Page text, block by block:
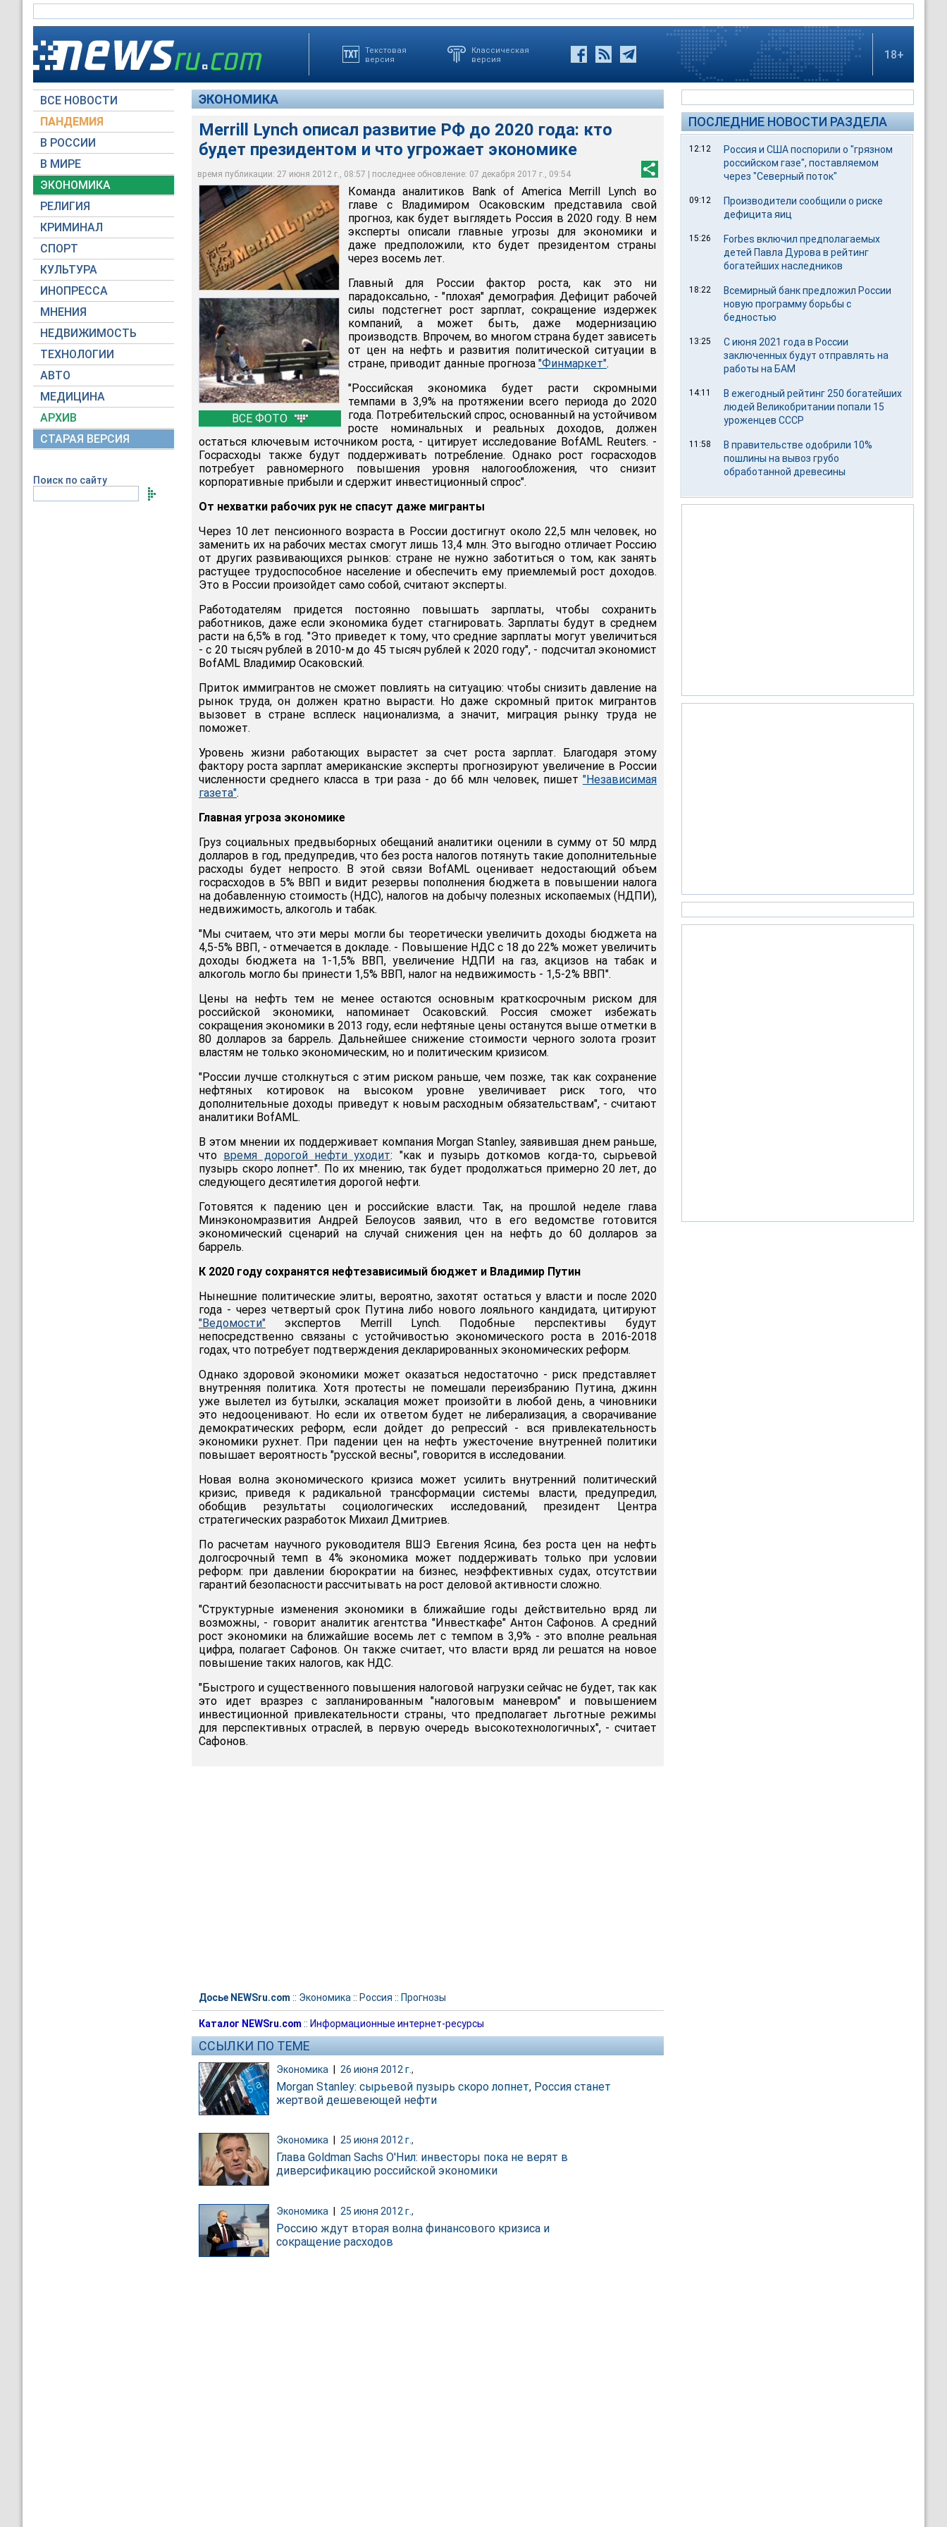
Текстовая
версия
Классическая
версия
18+
ВСЕ НОВОСТИ
ПАНДЕМИЯ
В РОССИИ
В МИРЕ
ЭКОНОМИКА
РЕЛИГИЯ
КРИМИНАЛ
СПОРТ
КУЛЬТУРА
ИНОПРЕССА
МНЕНИЯ
НЕДВИЖИМОСТЬ
ТЕХНОЛОГИИ
АВТО
МЕДИЦИНА
АРХИВ
СТАРАЯ ВЕРСИЯ
Поиск по сайту
ЭКОНОМИКА
Merrill Lynch описал развитие РФ до 2020 года: кто
будет президентом и что угрожает экономике
время публикации: 27 июня 2012 г., 08:57 | последнее обновление: 07 декабря 2017 г., 09:54
ВСЕ ФОТО
Команда аналитиков Bank of America Merrill Lynch представила свой прогноз, как
будет выглядеть Россия в 2020 году. В нем эксперты описали главные угрозы для
экономики и даже предположили, кто будет президентом страны в 2020 году
Global Look Press
Главный для России фактор роста, как это ни парадоксально, - "плохая" демография
Russian Look
Впрочем, во многом страна будет зависеть от цен на нефть и развития политической
ситуации в стране
Russian Look
Команда аналитиков Bank of America Merrill Lynch во
главе с Владимиром Осаковским представила свой
прогноз, как будет выглядеть Россия в 2020 году. В нем
эксперты описали главные угрозы для экономики и
даже предположили, кто будет президентом страны
через восемь лет.
Главный для России фактор роста, как это ни
парадоксально, - "плохая" демография. Дефицит рабочей
силы подстегнет рост зарплат, сокращение издержек
компаний, а может быть, даже модернизацию
производств. Впрочем, во многом страна будет зависеть
от цен на нефть и развития политической ситуации в
стране, приводит данные прогноза "Финмаркет".
"Российская экономика будет расти скромными
темпами в 3,9% на протяжении всего периода до 2020
года. Потребительский спрос, основанный на устойчивом
росте номинальных и реальных доходов, должен
остаться ключевым источником роста, - цитирует исследование BofAML Reuters. -
Госрасходы также будут поддерживать потребление. Однако рост госрасходов
потребует равномерного повышения уровня налогообложения, что снизит
корпоративные прибыли и сдержит инвестиционный спрос".
От нехватки рабочих рук не спасут даже мигранты
Через 10 лет пенсионного возраста в России достигнут около 22,5 млн человек, но
заменить их на рабочих местах смогут лишь 13,4 млн. Это выгодно отличает Россию
от других развивающихся рынков: стране не нужно заботиться о том, как занять
растущее трудоспособное население и обеспечить ему приемлемый рост доходов.
Это в России произойдет само собой, считают эксперты.
Работодателям придется постоянно повышать зарплаты, чтобы сохранить
работников, даже если экономика будет стагнировать. Зарплаты будут в среднем
расти на 6,5% в год. "Это приведет к тому, что средние зарплаты могут увеличиться
- с 20 тысяч рублей в 2010-м до 45 тысяч рублей к 2020 году", - подсчитал экономист
BofAML Владимир Осаковский.
Приток иммигрантов не сможет повлиять на ситуацию: чтобы снизить давление на
рынок труда, он должен кратно вырасти. Но даже скромный приток мигрантов
вызовет в стране всплеск национализма, а значит, миграция рынку труда не
поможет.
Уровень жизни работающих вырастет за счет роста зарплат. Благодаря этому
фактору роста зарплат американские эксперты прогнозируют увеличение в России
численности среднего класса в три раза - до 66 млн человек, пишет "Независимая
газета".
Главная угроза экономике
Груз социальных предвыборных обещаний аналитики оценили в сумму от 50 млрд
долларов в год, предупредив, что без роста налогов потянуть такие дополнительные
расходы будет непросто. В этой связи BofAML оценивает недостающий объем
госрасходов в 5% ВВП и видит резервы пополнения бюджета в повышении налога
на добавленную стоимость (НДС), налогов на добычу полезных ископаемых (НДПИ),
недвижимость, алкоголь и табак.
"Мы считаем, что эти меры могли бы теоретически увеличить доходы бюджета на
4,5-5% ВВП, - отмечается в докладе. - Повышение НДС с 18 до 22% может увеличить
доходы бюджета на 1-1,5% ВВП, увеличение НДПИ на газ, акцизов на табак и
алкоголь могло бы принести 1,5% ВВП, налог на недвижимость - 1,5-2% ВВП".
Цены на нефть тем не менее остаются основным краткосрочным риском для
российской экономики, напоминает Осаковский. Россия сможет избежать
сокращения экономики в 2013 году, если нефтяные цены останутся выше отметки в
80 долларов за баррель. Дальнейшее снижение стоимости черного золота грозит
властям не только экономическим, но и политическим кризисом.
"России лучше столкнуться с этим риском раньше, чем позже, так как сохранение
нефтяных котировок на высоком уровне увеличивает риск того, что
дополнительные доходы приведут к новым расходным обязательствам", - считают
аналитики BofAML.
В этом мнении их поддерживает компания Morgan Stanley, заявившая днем раньше,
что время дорогой нефти уходит: "как и пузырь доткомов когда-то, сырьевой
пузырь скоро лопнет". По их мнению, так будет продолжаться примерно 20 лет, до
следующего десятилетия дорогой нефти.
Готовятся к падению цен и российские власти. Так, на прошлой неделе глава
Минэкономразвития Андрей Белоусов заявил, что в его ведомстве готовится
экономический сценарий на случай снижения цен на нефть до 60 долларов за
баррель.
К 2020 году сохранятся нефтезависимый бюджет и Владимир Путин
Нынешние политические элиты, вероятно, захотят остаться у власти и после 2020
года - через четвертый срок Путина либо нового лояльного кандидата, цитируют
"Ведомости" экспертов Merrill Lynch. Подобные перспективы будут
непосредственно связаны с устойчивостью экономического роста в 2016-2018
годах, что потребует подтверждения декларированных экономических реформ.
Однако здоровой экономики может оказаться недостаточно - риск представляет
внутренняя политика. Хотя протесты не помешали переизбранию Путина, джинн
уже вылетел из бутылки, эскалация может произойти в любой день, а чиновники
это недооценивают. Но если их ответом будет не либерализация, а сворачивание
демократических реформ, если дойдет до репрессий - вся привлекательность
экономики рухнет. При падении цен на нефть ужесточение внутренней политики
повышает вероятность "русской весны", говорится в исследовании.
Новая волна экономического кризиса может усилить внутренний политический
кризис, приведя к радикальной трансформации системы власти, предупредил,
обобщив результаты социологических исследований, президент Центра
стратегических разработок Михаил Дмитриев.
По расчетам научного руководителя ВШЭ Евгения Ясина, без роста цен на нефть
долгосрочный темп в 4% экономика может поддерживать только при условии
реформ: при давлении бюрократии на бизнес, неэффективных судах, отсутствии
гарантий безопасности рассчитывать на рост деловой активности сложно.
"Структурные изменения экономики в ближайшие годы действительно вряд ли
возможны, - говорит аналитик агентства "Инвесткафе" Антон Сафонов. А средний
рост экономики на ближайшие восемь лет с темпом в 3,9% - это вполне реальная
цифра, полагает Сафонов. Он также считает, что власти вряд ли решатся на новое
повышение таких налогов, как НДС.
"Быстрого и существенного повышения налоговой нагрузки сейчас не будет, так как
это идет вразрез с запланированным "налоговым маневром" и повышением
инвестиционной привлекательности страны, что предполагает льготные режимы
для перспективных отраслей, в первую очередь высокотехнологичных", - считает
Сафонов.
Досье NEWSru.com :: Экономика :: Россия :: Прогнозы
Каталог NEWSru.com :: Информационные интернет-ресурсы
ССЫЛКИ ПО ТЕМЕ
Экономика 26 июня 2012 г.,
Morgan Stanley: cырьевой пузырь скоро лопнет, Россия станет
жертвой дешевеющей нефти
Экономика 25 июня 2012 г.,
Глава Goldman Sachs О'Нил: инвесторы пока не верят в
диверсификацию российской экономики
Экономика | 25 июня 2012 г.,
Россию ждут вторая волна финансового кризиса и
сокращение расходов
ПОСЛЕДНИЕ НОВОСТИ РАЗДЕЛА
12:12
Россия и США поспорили о "грязном
российском газе", поставляемом
через "Северный поток"
09:12
Производители сообщили о риске
дефицита яиц
15:26
Forbes включил предполагаемых
детей Павла Дурова в рейтинг
богатейших наследников
18:22
Всемирный банк предложил России
новую программу борьбы с
бедностью
13:25
С июня 2021 года в России
заключенных будут отправлять на
работы на БАМ
14:11
В ежегодный рейтинг 250 богатейших
людей Великобритании попали 15
уроженцев СССР
11:58
В правительстве одобрили 10%
пошлины на вывоз грубо
обработанной древесины